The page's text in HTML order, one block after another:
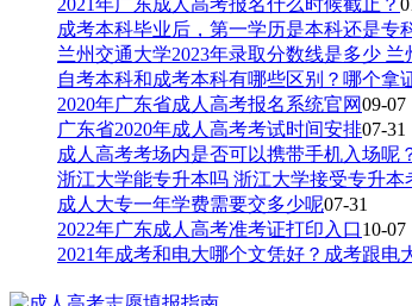
成考本科毕业后，第一学历是本科还是专
兰州交通大学2023年录取分数线是多少
自考本科和成考本科有哪些区别？哪个拿
2020年广东省成人高考报名系统官网09-07
广东省2020年成人高考考试时间安排07-31
成人高考考场内是否可以携带手机入场呢
浙江大学能专升本吗 浙江大学接受专升本
成人大专一年学费需要交多少呢07-31
2022年广东成人高考准考证打印入口10-07
2021年成考和电大哪个文凭好？成考跟电